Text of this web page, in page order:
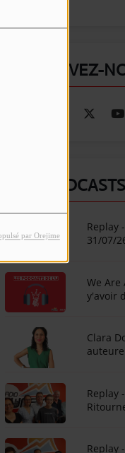
par Orejime
RETROUVEZ-
NOS PODCASTS
Replay
31/07/
We Are
y'avoir
Clara
auteure
Replay
Replay